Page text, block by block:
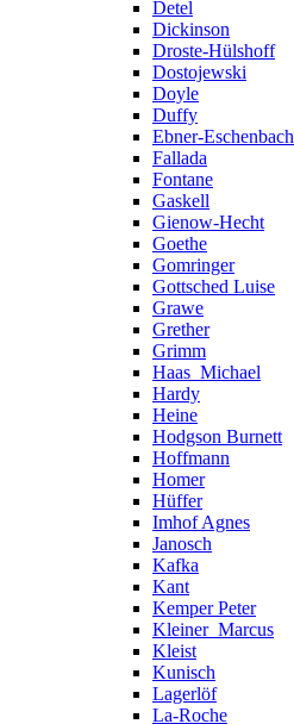
Detel
Dickinson
Droste-Hülshoff
Dostojewski
Doyle
Duffy
Ebner-Eschenbach
Fallada
Fontane
Gaskell
Gienow-Hecht
Goethe
Gomringer
Gottsched Luise
Grawe
Grether
Grimm
Haas_Michael
Hardy
Heine
Hodgson Burnett
Hoffmann
Homer
Hüffer
Imhof Agnes
Janosch
Kafka
Kant
Kemper Peter
Kleiner_Marcus
Kleist
Kunisch
Lagerlöf
La-Roche